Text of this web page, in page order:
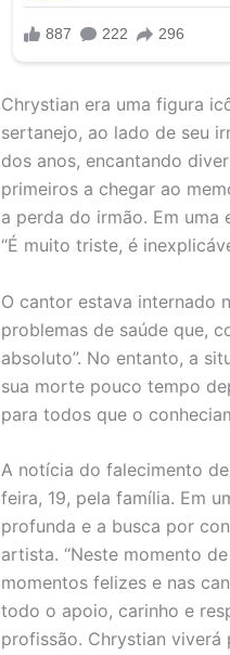
Chrystian era uma figura
sertanejo, ao lado de seu
dos anos, encantando
primeiros a chegar ao
a perda do irmão. Em uma
“É muito triste, é
O cantor estava internado
problemas de saúde que,
absoluto”. No entanto, a
sua morte pouco tempo
para todos que o
A notícia do falecimento
feira, 19, pela família. Em
profunda e a busca por
artista. “Neste momento
momentos felizes e nas
todo o apoio, carinho e
profissão. Chrystian viverá